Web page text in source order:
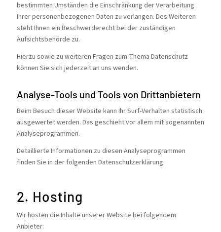
bestimmten Umständen die Einschränkung der Verarbeitung
Ihrer personenbezogenen Daten zu verlangen. Des Weiteren
steht Ihnen ein Beschwerderecht bei der zuständigen
Aufsichtsbehörde zu.
Hierzu sowie zu weiteren Fragen zum Thema Datenschutz
können Sie sich jederzeit an uns wenden.
Analyse-Tools und Tools von Dritt­anbietern
Beim Besuch dieser Website kann Ihr Surf-Verhalten statistisch
ausgewertet werden. Das geschieht vor allem mit sogenannten
Analyseprogrammen.
Detaillierte Informationen zu diesen Analyseprogrammen
finden Sie in der folgenden Datenschutzerklärung.
2. Hosting
Wir hosten die Inhalte unserer Website bei folgendem
Anbieter: